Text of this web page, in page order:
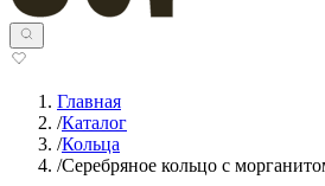
Главная
/Каталог
/Кольца
/Серебряное кольцо с